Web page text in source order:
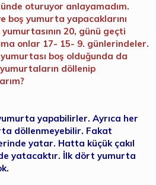
oturuyor anlayamadım.
boş yumurta yapacaklarını
20, günü geçti
onlar 17- 15- 9. günlerindeler.
boş olduğunda da
döllenip
yapabilirler. Ayrıca her
döllenmeyebilir. Fakat
yatar. Hatta küçük çakıl
yatacaktır. İlk dört yumurta